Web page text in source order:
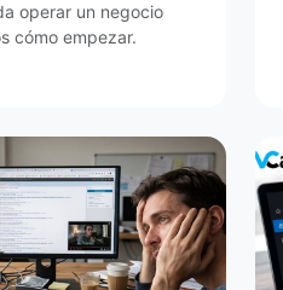
operar un negocio
cómo empezar.